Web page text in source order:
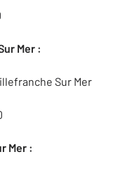
Mer :
Sur Mer
Mer :